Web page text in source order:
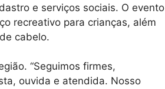
e serviços sociais. O evento
recreativo para crianças, além
cabelo.
“Seguimos firmes,
ouvida e atendida. Nosso